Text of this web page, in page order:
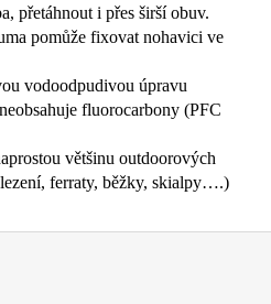
přetáhnout i přes širší obuv.
pomůže fixovat nohavici ve
vodoodpudivou úpravu
fluorocarbony (PFC
většinu outdoorových
ferraty, běžky, skialpy….)